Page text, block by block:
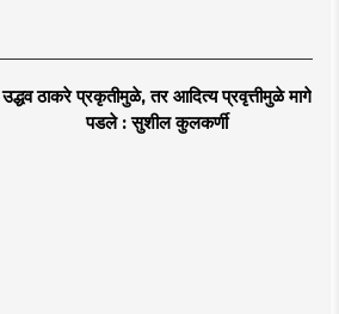
उद्धव ठाकरे प्रकृतीमुळे, तर आदित्य प्रवृत्तीमुळे मागे
पडले : सुशील कुलकर्णी